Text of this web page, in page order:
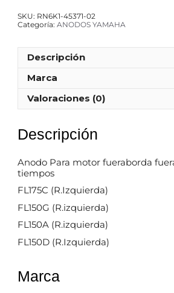
SKU: RN6K1-45371-02
Categoría: ANODOS YAMAHA
Descripción
Marca
Valoraciones (0)
Descripción
Anodo Para motor fueraborda
tiempos
FL175C (R.Izquierda)
FL150G (R.izquierda)
FL150A (R.izquierda)
FL150D (R.Izquierda)
Marca